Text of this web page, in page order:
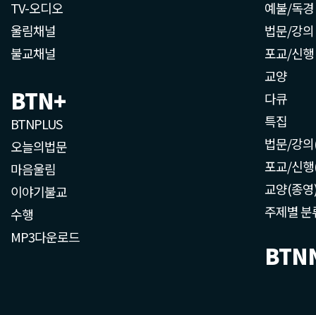
TV-오디오
울림채널
불교채널
BTN+
BTNPLUS
오늘의법문
마음울림
이야기불교
수행
MP3다운로드
예불/독경
법문/강의
포교/신행
교양
다큐
특집
법문/강
포교/신
교양(종
주제별 분